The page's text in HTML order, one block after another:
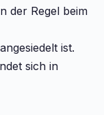
der Regel beim
ist.
sich in